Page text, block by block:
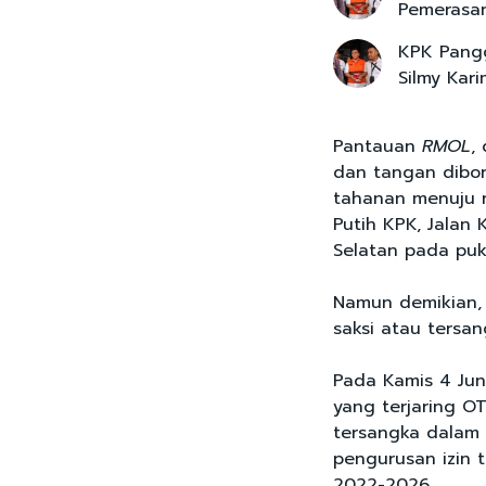
KPK
Silmy
Pantauan RMOL,
dan tangan
tahanan menuju
Putih KPK, Jalan
Selatan pada
Namun
saksi atau
Pada Kamis 4
yang terjaring
tersangka
pengurusan izin